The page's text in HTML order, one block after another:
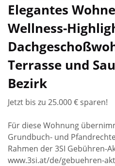
Elegantes
Wellness-
Terrasse und
Bezirk
Jetzt bis zu 25.000 € sparen!
Für diese Wohnung
Grundbuch- und
Rahmen der 3SI Gebühren-
www.3si.at/de/gebuehren-